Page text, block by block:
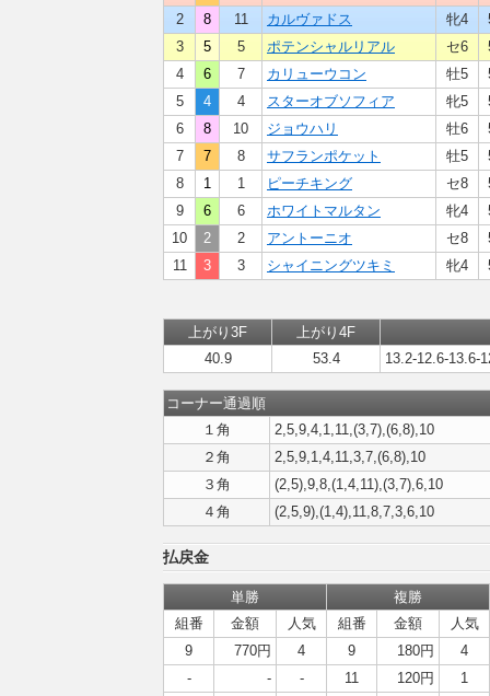
2
8 11 カルヴァドス 牝4
3
5 5 ポテンシャルリアル セ6
4
6 7 カリューウコン 牡5
5
4 4 スターオブソフィア 牝5
6
8 10 ジョウハリ 牡6
7
7 8 サフランポケット 牡5
8
1 1 ピーチキング セ8
9
6 6 ホワイトマルタン 牝4
10
2 2 アントーニオ セ8
11
3 3 シャイニングツキミ 牝4
上がり3F
上がり4F
40.9
53.4 13.2-12.6-13.6-
コーナー通過順
１角
2,5,9,4,1,11,(3,7),(6,8),10
２角
2,5,9,1,4,11,3,7,(6,8),10
３角
(2,5),9,8,(1,4,11),(3,7),6,10
４角
(2,5,9),(1,4),11,8,7,3,6,10
払戻金
単勝
複勝
組番
金額 人気 組番 金額
人気
9
770円 4 9 180円
4
-
- - 11 120円
1